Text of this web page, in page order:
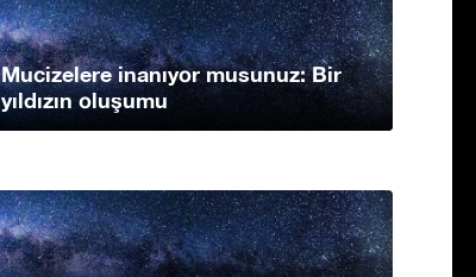
Mucizelere inanıyor musunuz: Bir
yıldızın oluşumu